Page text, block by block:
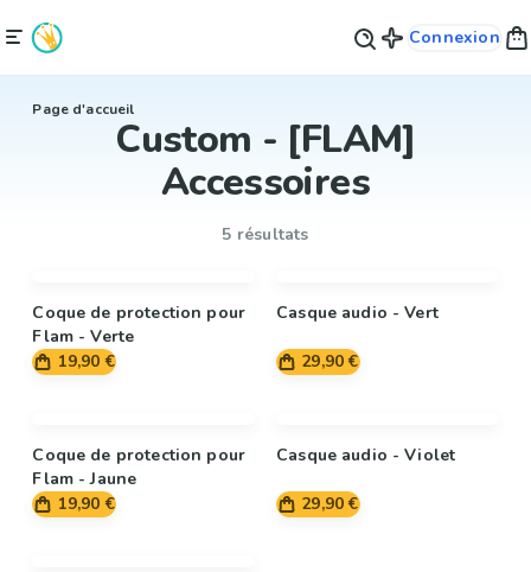
Connexion
Page d'accueil
Custom - [FLAM]
Accessoires
5 résultats
Coque de protection pour
Flam - Verte
19,90 €
Casque audio - Vert
29,90 €
Coque de protection pour
Flam - Jaune
19,90 €
Casque audio - Violet
29,90 €